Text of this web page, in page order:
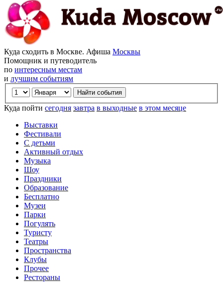
Куда сходить в Москве. Афиша Москвы
Помощник и путеводитель
по интересным местам
и лучшим событиям
Куда пойти сегодня завтра в выходные в этом месяце
Выставки
Фестивали
С детьми
Активный отдых
Музыка
Шоу
Праздники
Образование
Бесплатно
Музеи
Парки
Погулять
Туристу
Театры
Пространства
Клубы
Прочее
Рестораны